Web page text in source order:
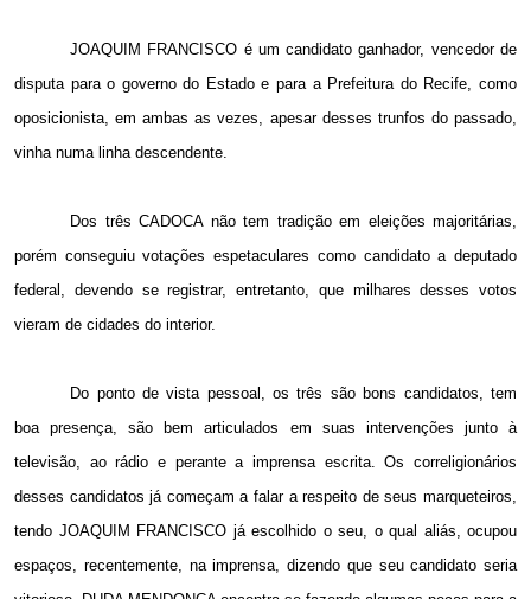
JOAQUIM FRANCISCO é um candidato ganhador, vencedor de
disputa para o governo do Estado e para a Prefeitura do Recife, como
oposicionista, em ambas as vezes, apesar desses trunfos do passado,
vinha numa linha descendente.
Dos três CADOCA não tem tradição em eleições majoritárias,
porém conseguiu votações espetaculares como candidato a deputado
federal, devendo se registrar, entretanto, que milhares desses votos
vieram de cidades do interior.
Do ponto de vista pessoal, os três são bons candidatos, tem
boa presença, são bem articulados em suas intervenções junto à
televisão, ao rádio e perante a imprensa escrita. Os correligionários
desses candidatos já começam a falar a respeito de seus marqueteiros,
tendo JOAQUIM FRANCISCO já escolhido o seu, o qual aliás, ocupou
espaços, recentemente, na imprensa, dizendo que seu candidato seria